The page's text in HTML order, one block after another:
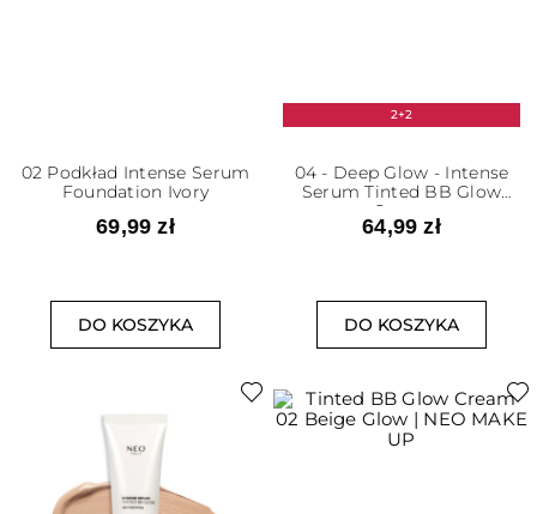
02 Podkład Intense Serum
Foundation Ivory
69,99 zł
DO KOSZYKA
2+2
04 - Deep Glow - Intense
Serum Tinted BB Glow
Cream
64,99 zł
DO KOSZYKA